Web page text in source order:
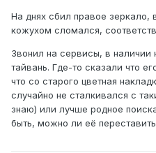
На днях сбил правое зеркало,
кожухом сломался,
Звонил на сервисы, в наличии
тайвань. Где-то сказали что
что со старого цветная
случайно не сталкивался с
знаю) или лучше родное
быть, можно ли её